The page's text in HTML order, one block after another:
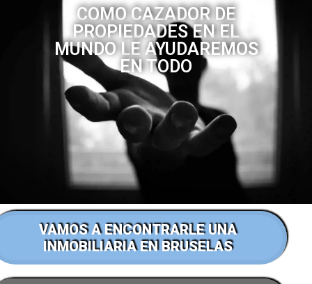
COMO CAZADOR DE
PROPIEDADES EN EL
MUNDO LE AYUDAREMOS
EN TODO
VAMOS A ENCONTRARLE UNA
INMOBILIARIA EN BRUSELAS